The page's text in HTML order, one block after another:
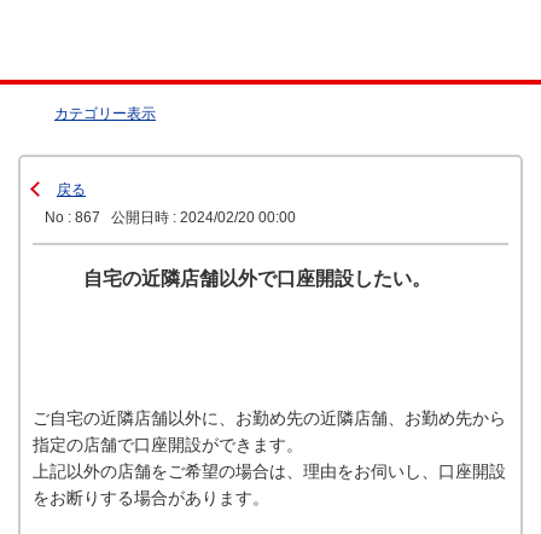
カテゴリー表示
戻る
No : 867
公開日時 : 2024/02/20 00:00
自宅の近隣店舗以外で口座開設したい。
ご自宅の近隣店舗以外に、お勤め先の近隣店舗、お勤め先から
指定の店舗で口座開設ができます。
上記以外の店舗をご希望の場合は、理由をお伺いし、口座開設
をお断りする場合があります。